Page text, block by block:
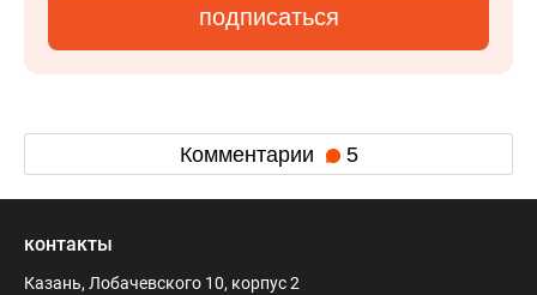
подписаться
Комментарии 5
контакты
Казань, Лобачевского 10, корпус 2